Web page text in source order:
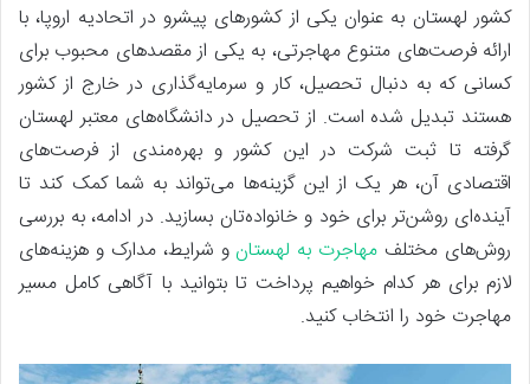
کشور لهستان به عنوان یکی از کشورهای پیشرو در اتحادیه اروپا، با
ارائه فرصت‌های متنوع مهاجرتی، به یکی از مقصدهای محبوب برای
کسانی که به دنبال تحصیل، کار و سرمایه‌گذاری در خارج از کشور
هستند تبدیل شده است. از تحصیل در دانشگاه‌های معتبر لهستان
گرفته تا ثبت شرکت در این کشور و بهره‌مندی از فرصت‌های
اقتصادی آن، هر یک از این گزینه‌ها می‌تواند به شما کمک کند تا
آینده‌ای روشن‌تر برای خود و خانواده‌تان بسازید. در ادامه، به بررسی
روش‌های مختلف مهاجرت به لهستان و شرایط، مدارک و هزینه‌های
لازم برای هر کدام خواهیم پرداخت تا بتوانید با آگاهی کامل مسیر
مهاجرت خود را انتخاب کنید.